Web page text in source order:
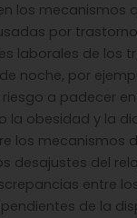
los mecanismos
por
laborales de los
noche, por
a padecer
la obesidad y la
los mecanismos
desajustes del
entre
de la